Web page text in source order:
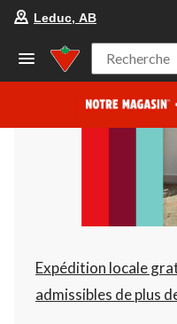
Leduc, AB
Recherche
Expédition locale
admissibles de plus